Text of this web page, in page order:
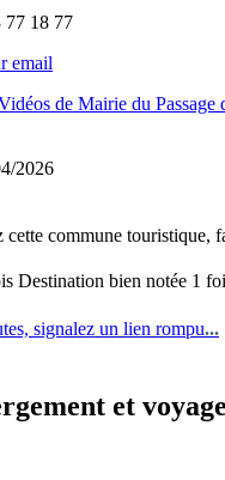
77 18 77
email
de Mairie du Passage
2026
cette commune touristique,
Destination bien notée 1
signalez un lien rompu...
et